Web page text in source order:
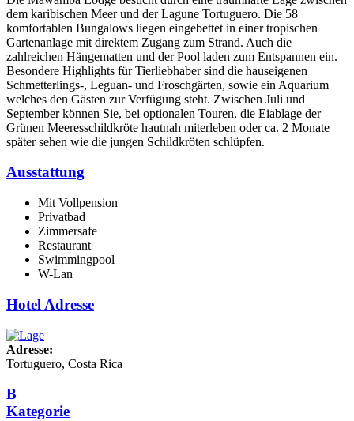
dem karibischen Meer und der Lagune Tortuguero. Die 58
komfortablen Bungalows liegen eingebettet in einer tropischen
Gartenanlage mit direktem Zugang zum Strand. Auch die
zahlreichen Hängematten und der Pool laden zum Entspannen ein.
Besondere Highlights für Tierliebhaber sind die hauseigenen
Schmetterlings-, Leguan- und Froschgärten, sowie ein Aquarium
welches den Gästen zur Verfügung steht. Zwischen Juli und
September können Sie, bei optionalen Touren, die Eiablage der
Grünen Meeresschildkröte hautnah miterleben oder ca. 2 Monate
später sehen wie die jungen Schildkröten schlüpfen.
Ausstattung
Mit Vollpension
Privatbad
Zimmersafe
Restaurant
Swimmingpool
W-Lan
Hotel Adresse
Adresse:
Tortuguero, Costa Rica
B
Kategorie